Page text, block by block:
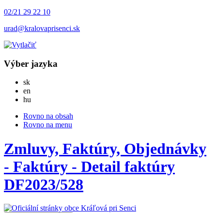
02/21 29 22 10
urad@kralovaprisenci.sk
Výber jazyka
skSlovensky
en
hu
Rovno na obsah
Rovno na menu
Zmluvy, Faktúry, Objednávky
- Faktúry - Detail faktúry
DF2023/528